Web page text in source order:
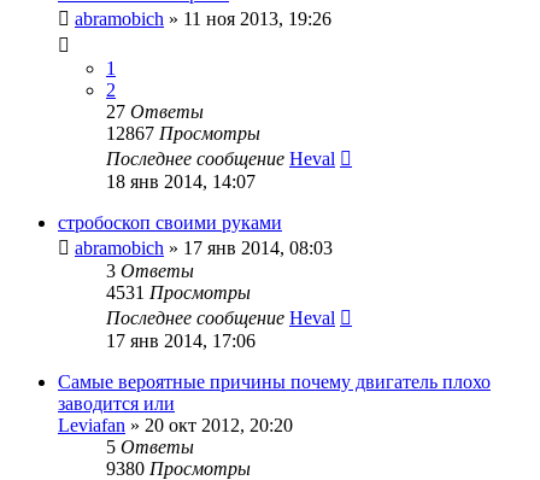
abramobich » 11 ноя 2013, 19:26
1
2
27 Ответы
12867 Просмотры
Последнее сообщение Heval
18 янв 2014, 14:07
стробоскоп своими руками
abramobich » 17 янв 2014, 08:03
3 Ответы
4531 Просмотры
Последнее сообщение Heval
17 янв 2014, 17:06
Самые вероятные причины почему двигатель плохо
заводится или
Leviafan » 20 окт 2012, 20:20
5 Ответы
9380 Просмотры